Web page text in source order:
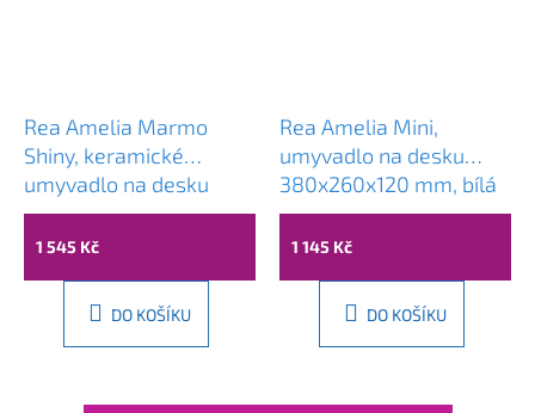
Rea Amelia Marmo
Shiny, keramické
umyvadlo na desku
480x345x135 mm,
imitace kamene, REA-
1 545 Kč
DO KOŠÍKU
Rea Amelia Mini,
umyvadlo na desku
380x260x120 mm, bílá
lesklá, REA-U3322
1 145 Kč
DO KOŠÍKU